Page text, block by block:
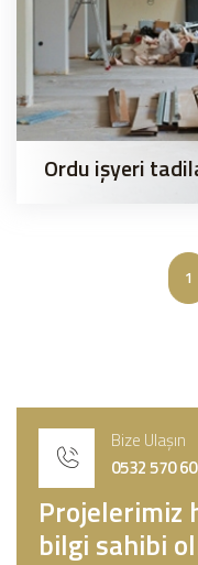
Ordu işyeri
1
Bize Ulaşın
0532 570
Projelerimiz
bilgi sahibi